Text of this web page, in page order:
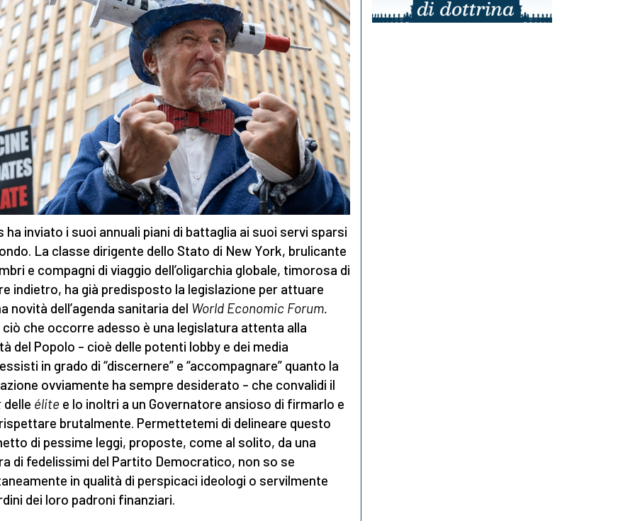
ha inviato i suoi annuali piani di battaglia ai suoi servi sparsi
La classe dirigente dello Stato di New York, brulicante
e compagni di viaggio dell’oligarchia globale, timorosa di
indietro, ha già predisposto la legislazione per attuare
novità dell’agenda sanitaria del World Economic Forum.
che occorre adesso è una legislatura attenta alla
del Popolo – cioè delle potenti lobby e dei media
in grado di “discernere” e “accompagnare” quanto la
ovviamente ha sempre desiderato – che convalidi il
delle élite e lo inoltri a un Governatore ansioso di firmarlo e
brutalmente. Permettetemi di delineare questo
di pessime leggi, proposte, come al solito, da una
di fedelissimi del Partito Democratico, non so se
in qualità di perspicaci ideologi o servilmente
dei loro padroni finanziari.